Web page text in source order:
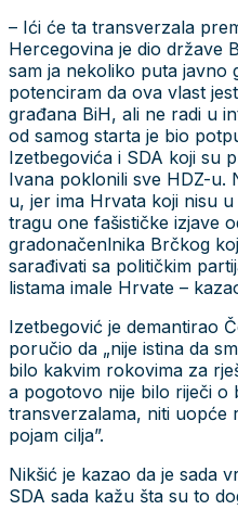
– Ići će ta transverzala
Hercegovina je dio države
sam ja nekoliko puta javno
potenciram da ova vlast
građana BiH, ali ne radi u
od samog starta je bio
Izetbegovića i SDA koji su
Ivana poklonili sve HDZ-u.
u, jer ima Hrvata koji nisu
tragu one fašističke izjave
gradonačenlnika Brčkog
sarađivati sa političkim
listama imale Hrvate –
Izetbegović je demantirao
poručio da „nije istina da
bilo kakvim rokovima za
a pogotovo nije bilo riječi o
transverzalama, niti uopće
pojam cilja”.
Nikšić je kazao da je sada
SDA sada kažu šta su to